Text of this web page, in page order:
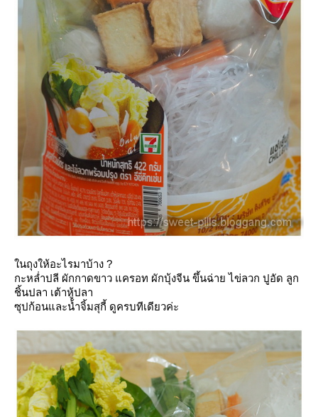
นถุงให้อะไรมาบ้าง ?
กะหล่ำปลี ผักกาดขาว แครอท ผักบุ้งจีน ขึ้นฉ่าย ไข่ลวก ปูอัด ลูก
ชิ้นปลา เต้าหู้ปลา
ซุปก้อนและน้ำจิ้มสุกี้ ดูครบทีเดียวค่ะ